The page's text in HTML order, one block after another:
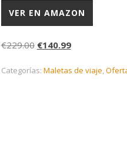
VER EN AMAZON
€229.00 El precio original era:
€140.99El precio
Categorías: Maletas de viaje,